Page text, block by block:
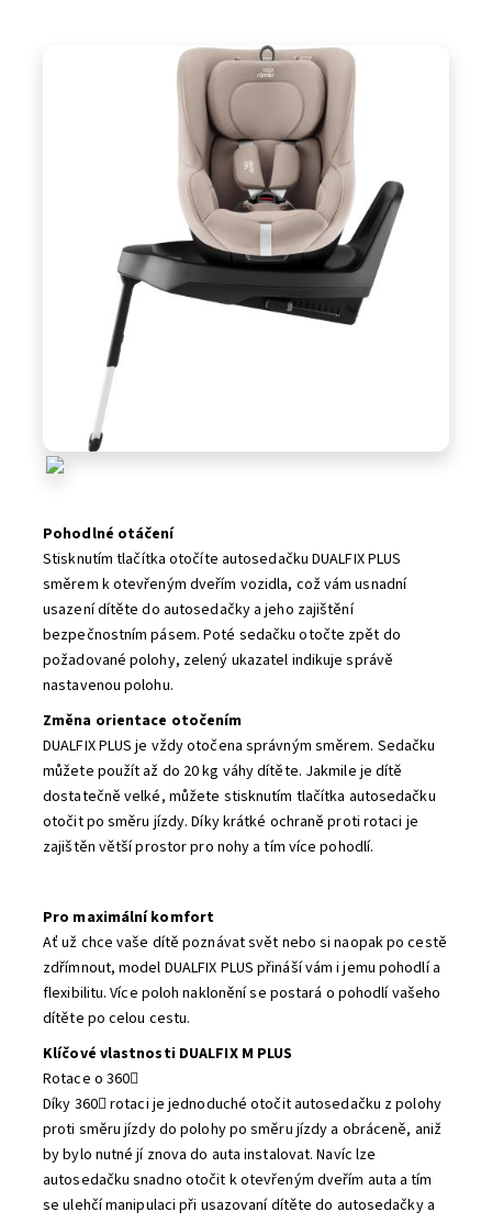
Pohodlné otáčení
Stisknutím tlačítka otočíte autosedačku DUALFIX PLUS
směrem k otevřeným dveřím vozidla, což vám usnadní
usazení dítěte do autosedačky a jeho zajištění
bezpečnostním pásem. Poté sedačku otočte zpět do
požadované polohy, zelený ukazatel indikuje správě
nastavenou polohu.
Změna orientace otočením
DUALFIX PLUS je vždy otočena správným směrem. Sedačku
můžete použít až do 20 kg váhy dítěte. Jakmile je dítě
dostatečně velké, můžete stisknutím tlačítka autosedačku
otočit po směru jízdy. Díky krátké ochraně proti rotaci je
zajištěn větší prostor pro nohy a tím více pohodlí.
Pro maximální komfort
Ať už chce vaše dítě poznávat svět nebo si naopak po cestě
zdřímnout, model DUALFIX PLUS přináší vám i jemu pohodlí a
flexibilitu. Více poloh naklonění se postará o pohodlí vašeho
dítěte po celou cestu.
Klíčové vlastnosti DUALFIX M PLUS
Rotace o 360
Díky 360 rotaci je jednoduché otočit autosedačku z polohy
proti směru jízdy do polohy po směru jízdy a obráceně, aniž
by bylo nutné jí znova do auta instalovat. Navíc lze
autosedačku snadno otočit k otevřeným dveřím auta a tím
se ulehčí manipulaci při usazovaní dítěte do autosedačky a